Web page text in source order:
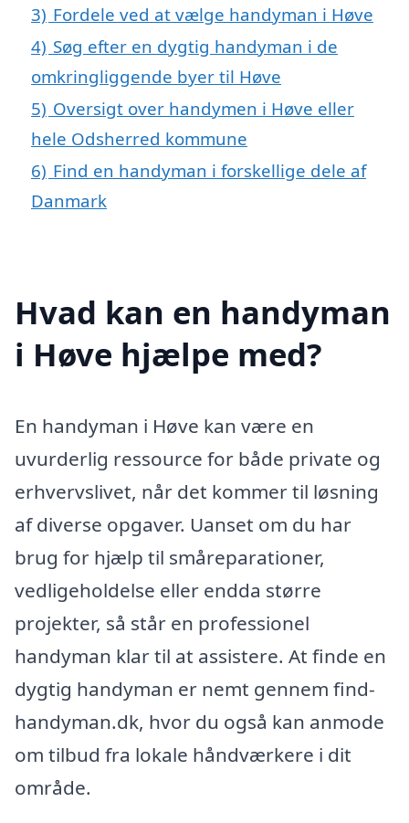
3) Fordele ved at vælge handyman i Høve
4) Søg efter en dygtig handyman i de
omkringliggende byer til Høve
5) Oversigt over handymen i Høve eller
hele Odsherred kommune
6) Find en handyman i forskellige dele af
Danmark
Hvad kan en handyman
i Høve hjælpe med?
En handyman i Høve kan være en
uvurderlig ressource for både private og
erhvervslivet, når det kommer til løsning
af diverse opgaver. Uanset om du har
brug for hjælp til småreparationer,
vedligeholdelse eller endda større
projekter, så står en professionel
handyman klar til at assistere. At finde en
dygtig handyman er nemt gennem find-
handyman.dk, hvor du også kan anmode
om tilbud fra lokale håndværkere i dit
område.